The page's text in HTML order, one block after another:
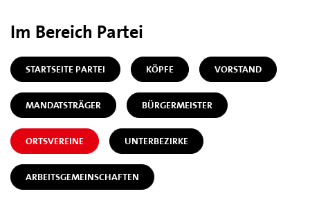
Im Bereich Partei
STARTSEITE PARTEI KÖPFE VORSTAND
MANDATSTRÄGER BÜRGERMEISTER
ORTSVEREINE UNTERBEZIRKE
ARBEITSGEMEINSCHAFTEN